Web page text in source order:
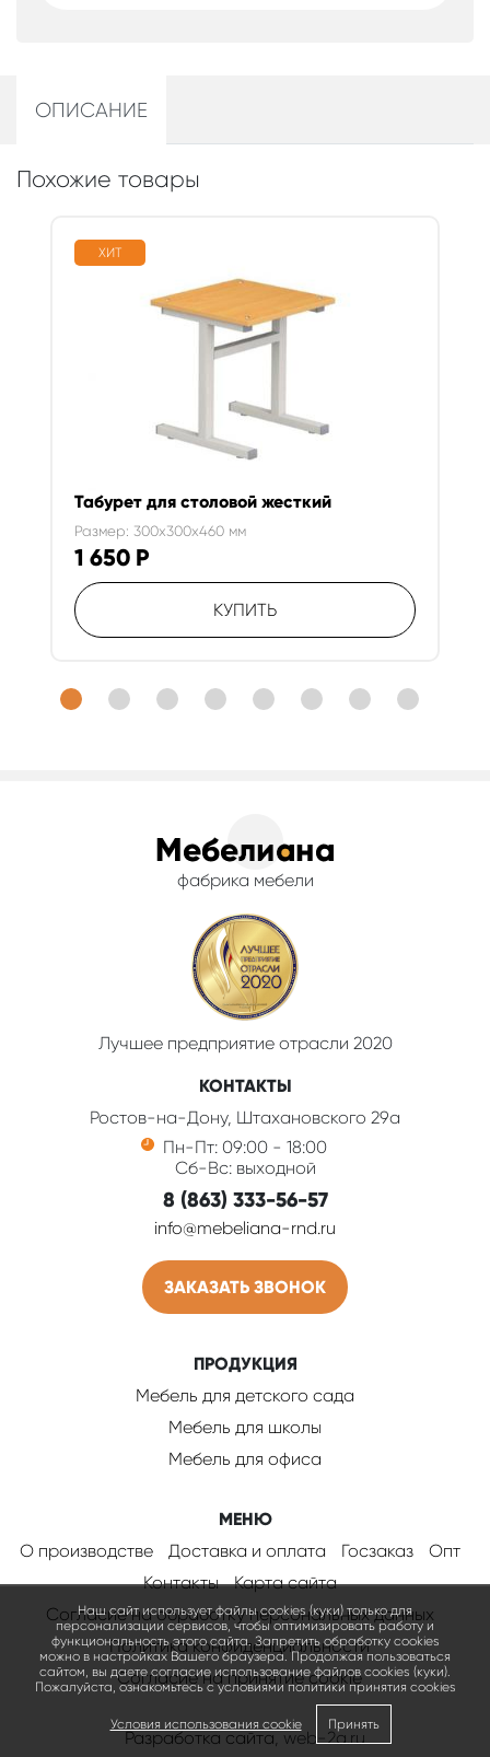
ОПИСАНИЕ
Похожие товары
ХИТ
Табурет для столовой жесткий
Размер: 300x300x460 мм
1 650 Р
КУПИТЬ
фабрика мебели
Лучшее предприятие отрасли 2020
КОНТАКТЫ
Ростов-на-Дону, Штахановского 29а
Пн-Пт: 09:00 - 18:00
Сб-Вс: выходной
8 (863) 333-56-57
info@mebeliana-rnd.ru
ЗАКАЗАТЬ ЗВОНОК
ПРОДУКЦИЯ
Мебель для детского сада
Мебель для школы
Мебель для офиса
МЕНЮ
О производстве
Доставка и оплата Госзаказ
Опт
Контакты
Карта сайта
Согласие на обработку персональных данных
Политика конфиденциальности
Соглаcие на принятие cookie
Разработка сайта, web-2a.ru
Наш сайт использует файлы cookies (куки) только для
персонализации сервисов, чтобы оптимизировать работу и
функциональность этого сайта. Запретить обработку cookies
можно в настройках Вашего браузера. Продолжая пользоваться
сайтом, вы даете согласие использование файлов cookies (куки).
Пожалуйста, ознакомьтесь с условиями политики принятия сookies
Условия использования cookie Принять